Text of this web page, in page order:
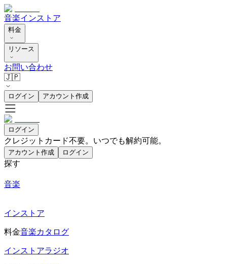
音楽インストア
料金
リソース
お問い合わせ
🇯🇵
ログイン アカウント作成
ログイン
クレジットカード不要。いつでも解約可能。
アカウント作成 ログイン
探す
音楽
インストア
料金音楽カタログ
インストアラジオ